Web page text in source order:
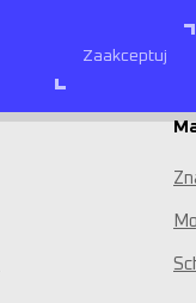
Zaakceptuj